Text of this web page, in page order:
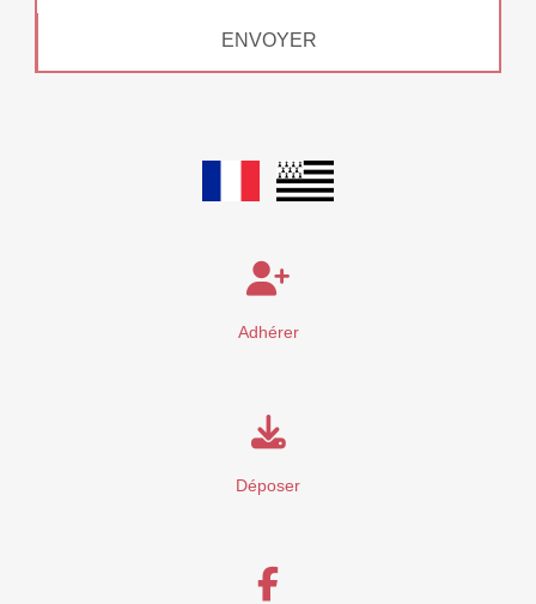
ENVOYER
Adhérer
Déposer